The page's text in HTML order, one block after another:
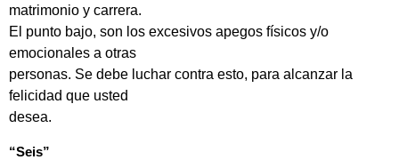
matrimonio y carrera.
El punto bajo, son los excesivos apegos físicos y/o
emocionales a otras
personas. Se debe luchar contra esto, para alcanzar la
felicidad que usted
desea.
“Seis”